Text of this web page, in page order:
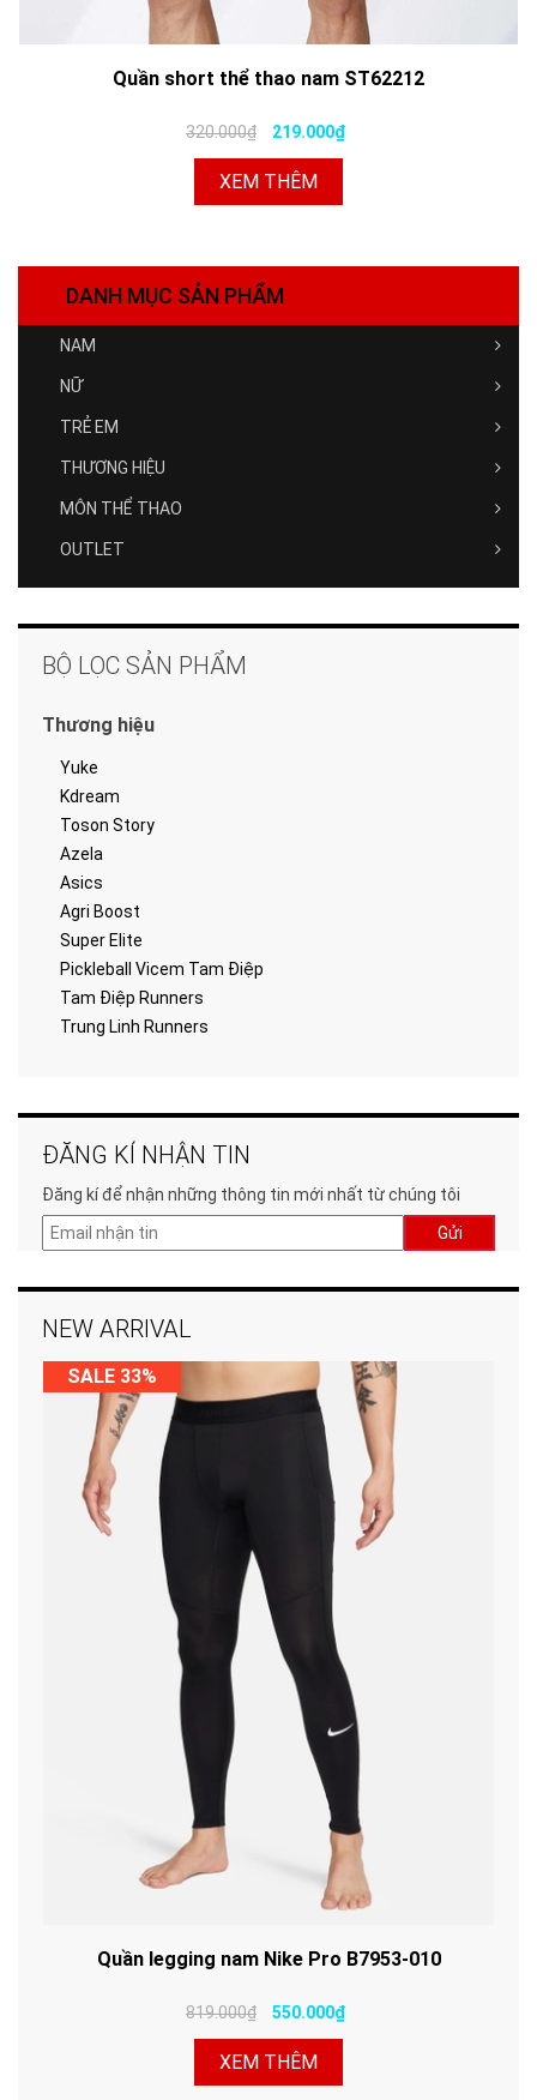
Quần short thể thao nam ST62212
320.000₫ 219.000₫
XEM THÊM
DANH MỤC SẢN PHẨM
NAM
NỮ
TRẺ EM
THƯƠNG HIỆU
MÔN THỂ THAO
OUTLET
BỘ LỌC SẢN PHẨM
Thương hiệu
Yuke
Kdream
Toson Story
Azela
Asics
Agri Boost
Super Elite
Pickleball Vicem Tam Điệp
Tam Điệp Runners
Trung Linh Runners
ĐĂNG KÍ NHẬN TIN
Đăng kí để nhận những thông tin mới nhất từ chúng tôi
Gửi
NEW ARRIVAL
SALE 33%
Quần legging nam Nike Pro B7953-010
819.000₫ 550.000₫
XEM THÊM